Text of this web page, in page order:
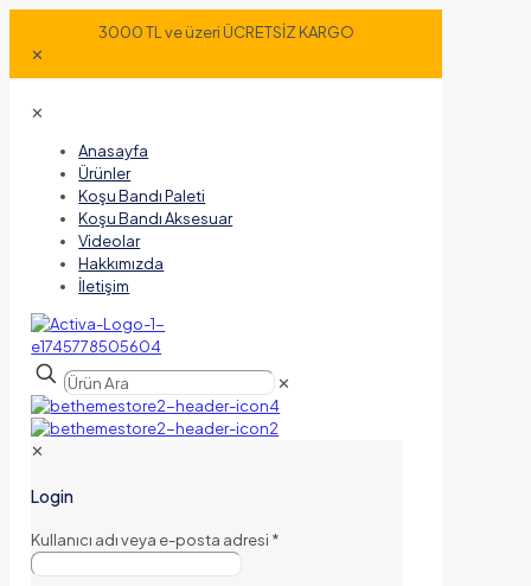
3000 TL ve üzeri ÜCRETSİZ KARGO
✕
✕
Anasayfa
Ürünler
Koşu Bandı Paleti
Koşu Bandı Aksesuar
Videolar
Hakkımızda
İletişim
✕
✕
Login
Kullanıcı adı veya e-posta adresi *